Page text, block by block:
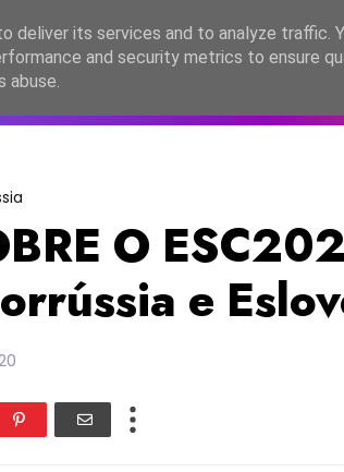
FC2026 EASC2026 PORTUGAL
O
e
deliver its services and to analyze traffic.
and security metrics to ensure
abuse.